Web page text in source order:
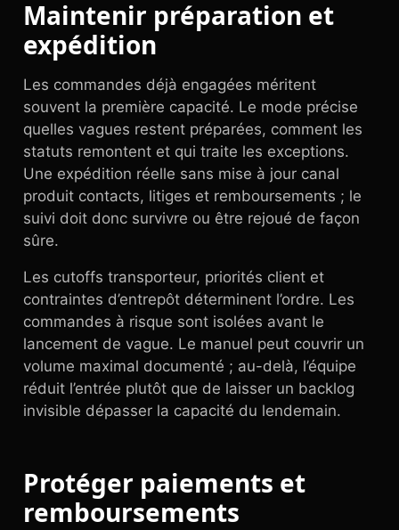
Maintenir préparation et
expédition
Les commandes déjà engagées méritent
souvent la première capacité. Le mode précise
quelles vagues restent préparées, comment les
statuts remontent et qui traite les exceptions.
Une expédition réelle sans mise à jour canal
produit contacts, litiges et remboursements ; le
suivi doit donc survivre ou être rejoué de façon
sûre.
Les cutoffs transporteur, priorités client et
contraintes d’entrepôt déterminent l’ordre. Les
commandes à risque sont isolées avant le
lancement de vague. Le manuel peut couvrir un
volume maximal documenté ; au-delà, l’équipe
réduit l’entrée plutôt que de laisser un backlog
invisible dépasser la capacité du lendemain.
Protéger paiements et
remboursements